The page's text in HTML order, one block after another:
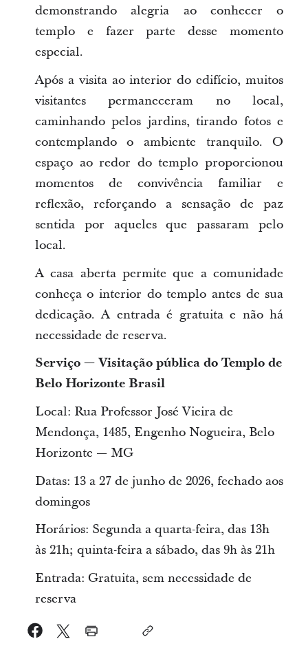
demonstrando alegria ao conhecer o
templo e fazer parte desse momento
especial.
Após a visita ao interior do edifício, muitos
visitantes permaneceram no local,
caminhando pelos jardins, tirando fotos e
contemplando o ambiente tranquilo. O
espaço ao redor do templo proporcionou
momentos de convivência familiar e
reflexão, reforçando a sensação de paz
sentida por aqueles que passaram pelo
local.
A casa aberta permite que a comunidade
conheça o interior do templo antes de sua
dedicação. A entrada é gratuita e não há
necessidade de reserva.
Serviço — Visitação pública do Templo de
Belo Horizonte Brasil
Local: Rua Professor José Vieira de
Mendonça, 1485, Engenho Nogueira, Belo
Horizonte — MG
Datas: 13 a 27 de junho de 2026, fechado aos
domingos
Horários: Segunda a quarta-feira, das 13h
às 21h; quinta-feira a sábado, das 9h às 21h
Entrada: Gratuita, sem necessidade de
reserva